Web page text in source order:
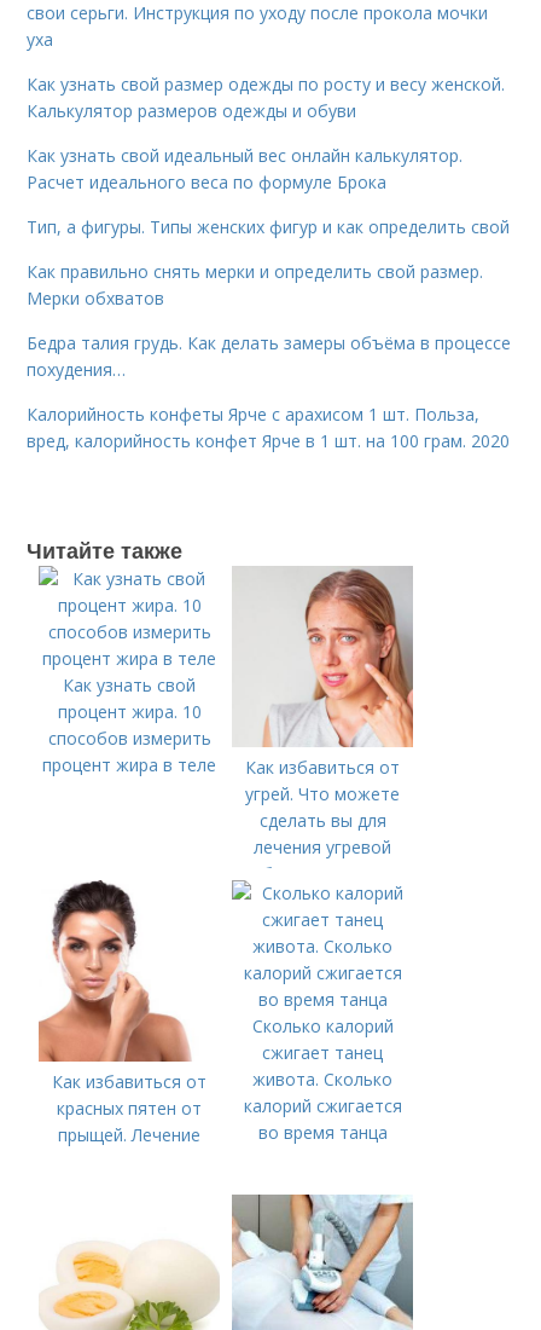
свои серьги. Инструкция по уходу после прокола мочки
уха
Как узнать свой размер одежды по росту и весу женской.
Калькулятор размеров одежды и обуви
Как узнать свой идеальный вес онлайн калькулятор.
Расчет идеального веса по формуле Брока
Тип, а фигуры. Типы женских фигур и как определить свой
Как правильно снять мерки и определить свой размер.
Мерки обхватов
Бедра талия грудь. Как делать замеры объёма в процессе
похудения…
Калорийность конфеты Ярче с арахисом 1 шт. Польза,
вред, калорийность конфет Ярче в 1 шт. на 100 грам. 2020
Читайте также
Как узнать свой
процент жира. 10
способов измерить
процент жира в теле
Как избавиться от
угрей. Что можете
сделать вы для
лечения угревой
болезни (акне)
Как избавиться от
красных пятен от
прыщей. Лечение
Сколько калорий
сжигает танец
живота. Сколько
калорий сжигается
во время танца